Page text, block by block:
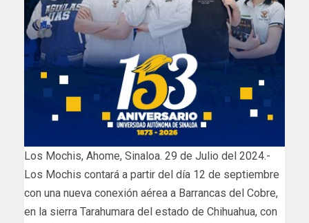
Los Mochis, Ahome, Sinaloa. 29 de Julio del 2024.-
Los Mochis contará a partir del día 12 de septiembre
con una nueva conexión aérea a Barrancas del Cobre,
en la sierra Tarahumara del estado de Chihuahua, con